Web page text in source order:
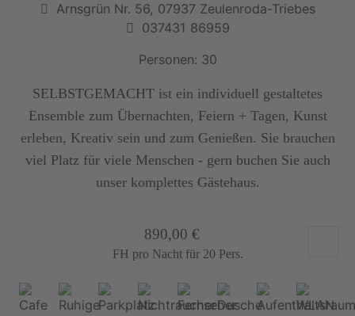
Arnsgrün Nr. 56, 07937 Zeulenroda-Triebes
037431 86959
Personen: 30
SELBSTGEMACHT ist ein individuell gestaltetes
Ensemble zum Übernachten, Feiern + Tagen, Kunst
erleben, Kreativ sein und zum Genießen. Sie brauchen
viel Platz für viele Menschen - gern buchen Sie auch
unser komplettes Gästehaus.
890,00 €
FH pro Nacht für 20 Pers.